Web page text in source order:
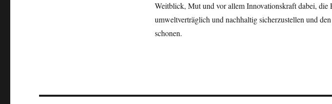
Weitblick, Mut und vor allem Innovationskraft dabei, die
umweltverträglich und nachhaltig sicherzustellen und
schonen.